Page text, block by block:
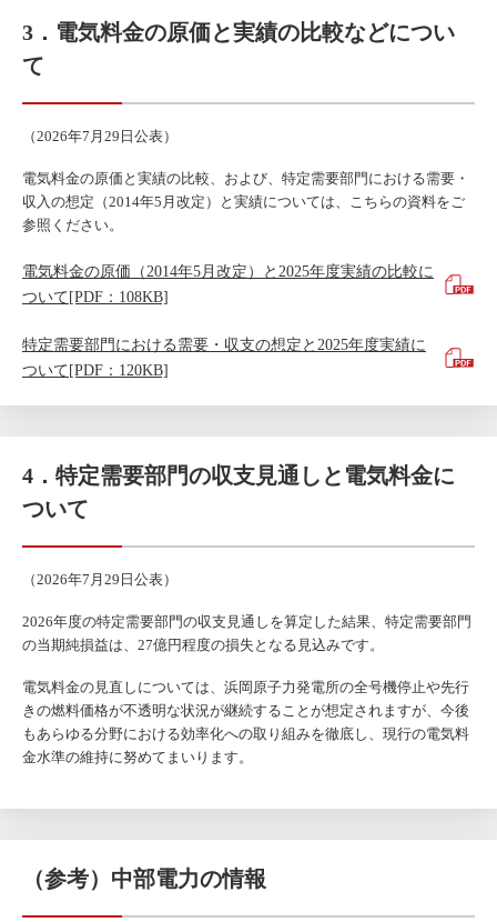
3．電気料金の原価と実績の比較などについ
て
（2026年7月29日公表）
電気料金の原価と実績の比較、および、特定需要部門における需要・
収入の想定（2014年5月改定）と実績については、こちらの資料をご
参照ください。
電気料金の原価（2014年5月改定）と2025年度実績の比較に
ついて[PDF：108KB]
特定需要部門における需要・収支の想定と2025年度実績に
ついて[PDF：120KB]
4．特定需要部門の収支見通しと電気料金に
ついて
（2026年7月29日公表）
2026年度の特定需要部門の収支見通しを算定した結果、特定需要部門
の当期純損益は、27億円程度の損失となる見込みです。
電気料金の見直しについては、浜岡原子力発電所の全号機停止や先行
きの燃料価格が不透明な状況が継続することが想定されますが、今後
もあらゆる分野における効率化への取り組みを徹底し、現行の電気料
金水準の維持に努めてまいります。
（参考）中部電力の情報